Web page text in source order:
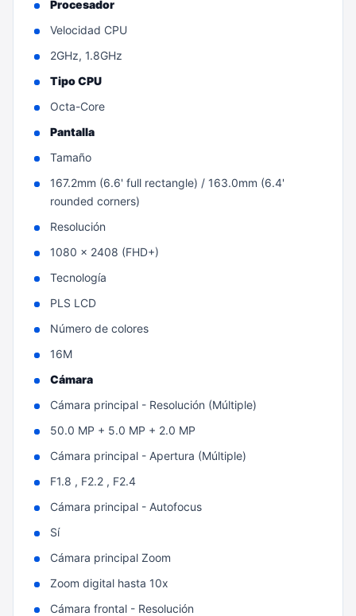
Procesador
Velocidad CPU
2GHz, 1.8GHz
Tipo CPU
Octa-Core
Pantalla
Tamaño
167.2mm (6.6' full rectangle) / 163.0mm (6.4'
rounded corners)
Resolución
1080 x 2408 (FHD+)
Tecnología
PLS LCD
Número de colores
16M
Cámara
Cámara principal - Resolución (Múltiple)
50.0 MP + 5.0 MP + 2.0 MP
Cámara principal - Apertura (Múltiple)
F1.8 , F2.2 , F2.4
Cámara principal - Autofocus
Sí
Cámara principal Zoom
Zoom digital hasta 10x
Cámara frontal - Resolución